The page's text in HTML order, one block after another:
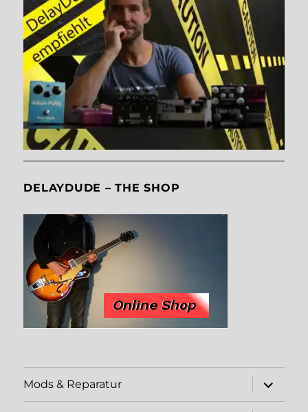
DELAYDUDE – THE SHOP
Mods & Reparatur
öffnen